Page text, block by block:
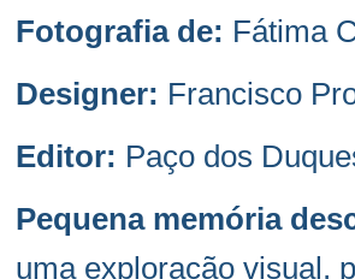
Fotografia de: Fátima
Designer: Francisco
Editor: Paço dos
Pequena memória
uma exploração visual,